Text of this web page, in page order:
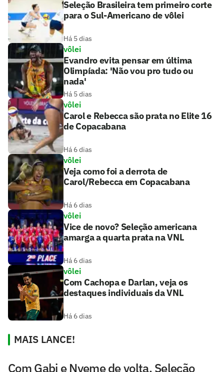
Seleção Brasileira tem primeiro corte
para o Sul-Americano de vôlei
Há 5 dias
vôlei
Evandro evita pensar em última
Olimpíada: 'Não vou pro tudo ou
nada'
Há 5 dias
vôlei
Carol e Rebecca são prata no Elite 16
de Copacabana
Há 6 dias
vôlei
Veja como foi a derrota de
Carol/Rebecca em Copacabana
Há 6 dias
vôlei
Vice de novo? Seleção americana
amarga a quarta prata na VNL
Há 6 dias
vôlei
Com Cachopa e Darlan, veja os
destaques individuais da VNL
Há 6 dias
MAIS LANCE!
Com Gabi e Nyeme de volta, Seleção